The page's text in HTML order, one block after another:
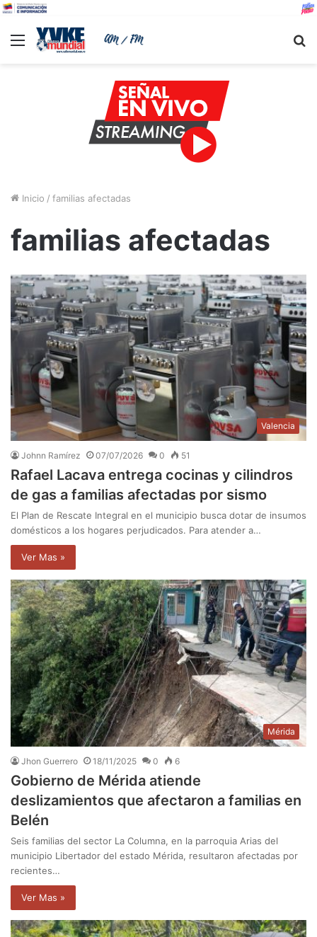
Menu
Inicio / familias afectadas
familias afectadas
Valencia
Johnn Ramírez 07/07/2026 0 51
Rafael Lacava entrega cocinas y cilindros
de gas a familias afectadas por sismo
El Plan de Rescate Integral en el municipio busca dotar de insumos
domésticos a los hogares perjudicados. Para atender a…
Ver Mas »
Mérida
Jhon Guerrero 18/11/2025 0 6
Gobierno de Mérida atiende
deslizamientos que afectaron a familias en
Belén
Seis familias del sector La Columna, en la parroquia Arias del
municipio Libertador del estado Mérida, resultaron afectadas por
recientes…
Ver Mas »